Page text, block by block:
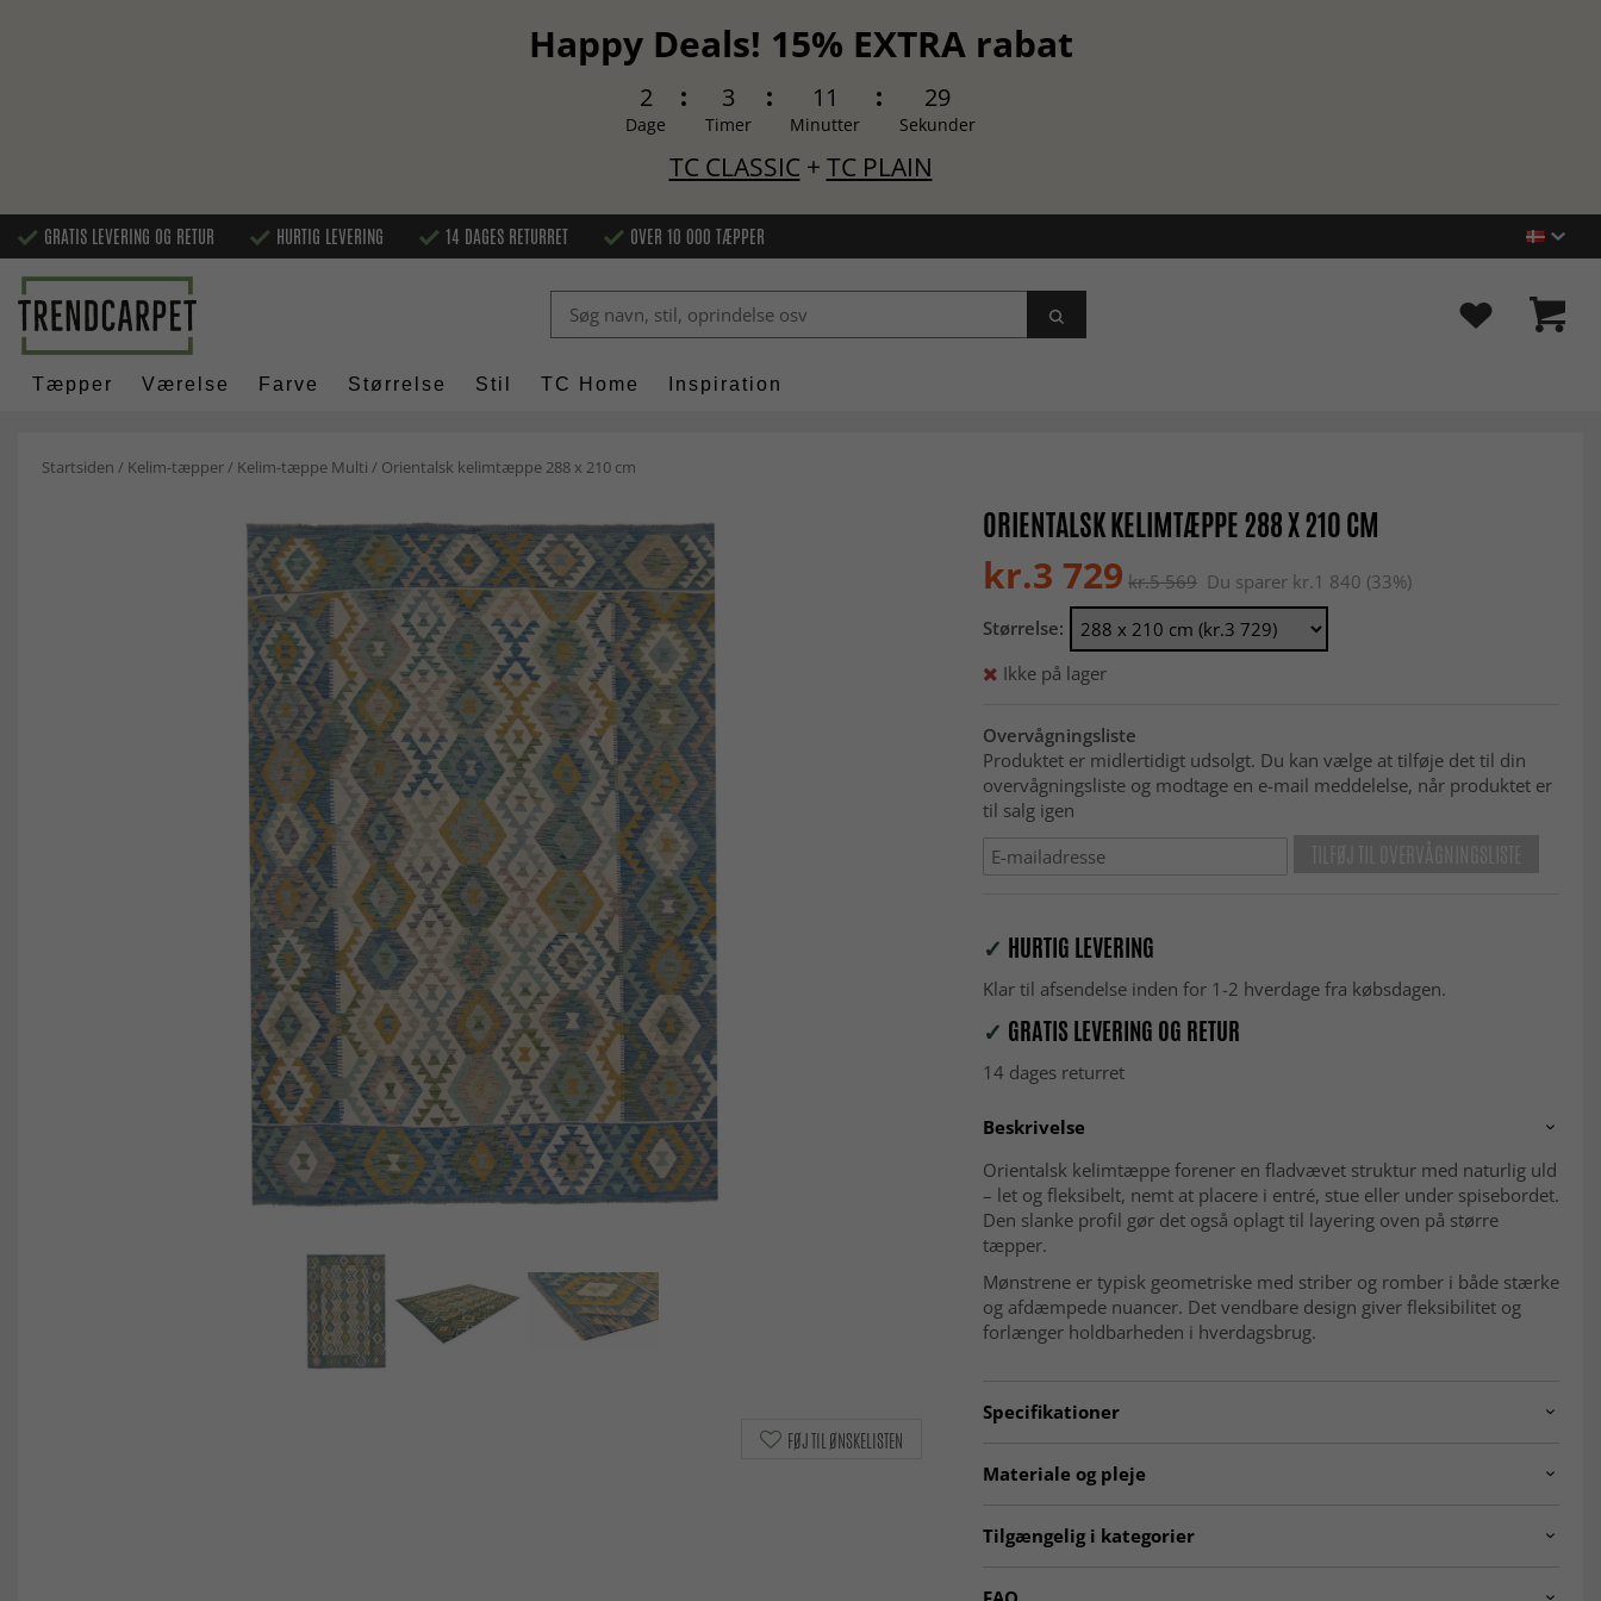
Happy Deals! 15% EXTRA rabat
2
Dage
3
Timer
11
Minutter
28
Sekunder
TC CLASSIC+ TC PLAIN
GRATIS LEVERING OG RETUR HURTIG LEVERING 14 DAGES RETURRET OVER 10 000 TÆPPER
Tæpper Værelse Farve Størrelse Stil TC Home Inspiration
Startsiden / Kelim-tæpper/ Kelim-tæppe Multi / Orientalsk kelimtæppe 288 x 210 cm
ORIENTALSK KELIMTÆPPE 288 X 210 CM
kr.3 729 kr.5 569Du sparer kr.1 840 (33%)
Størrelse:
Ikke på lager
Overvågningsliste
Produktet er midlertidigt udsolgt. Du kan vælge at tilføje det til din
overvågningsliste og modtage en e-mail meddelelse, når produktet er
til salg igen
✓ HURTIG LEVERING
Klar til afsendelse inden for 1-2 hverdage fra købsdagen.
✓ GRATIS LEVERING OG RETUR
14 dages returret
Beskrivelse
Orientalsk kelimtæppe forener en fladvævet struktur med naturlig uld
– let og fleksibelt, nemt at placere i entré, stue eller under spisebordet.
Den slanke profil gør det også oplagt til layering oven på større
tæpper.
Mønstrene er typisk geometriske med striber og romber i både stærke
og afdæmpede nuancer. Det vendbare design giver fleksibilitet og
forlænger holdbarheden i hverdagsbrug.
Specifikationer
Materiale og pleje
Materiale
Uld
Tilgængelig i kategorier
FØJ TIL ØNSKELISTEN